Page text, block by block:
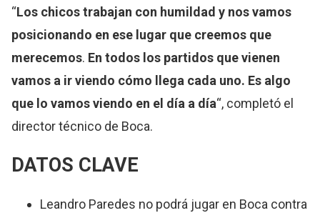
“Los chicos trabajan con humildad y nos vamos
posicionando en ese lugar que creemos que
merecemos. En todos los partidos que vienen
vamos a ir viendo cómo llega cada uno. Es algo
que lo vamos viendo en el día a día“, completó el
director técnico de Boca.
DATOS CLAVE
Leandro Paredes no podrá jugar en Boca contra